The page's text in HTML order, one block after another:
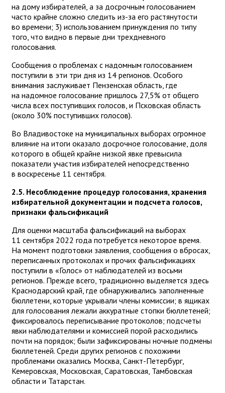
на дому избирателей, а за досрочным голосованием
часто крайне сложно следить из-за его растянутости
во времени; 3) использованием принуждения по типу
того, что видно в первые дни трехдневного
голосования.
Сообщения о проблемах с надомным голосованием
поступили в эти три дня из 14 регионов. Особого
внимания заслуживает Пензенская область, где
на надомное голосование пришлось 27,5% от общего
числа всех поступивших голосов, и Псковская область
(около 30% поступивших голосов).
Во Владивостоке на муниципальных выборах огромное
влияние на итоги оказало досрочное голосование, доля
которого в общей крайне низкой явке превысила
показатели участия избирателей непосредственно
в воскресенье 11 сентября.
2.5. Несоблюдение процедур голосования, хранения
избирательной документации и подсчета голосов,
признаки фальсификаций
Для оценки масштаба фальсификаций на выборах
11 сентября 2022 года потребуется некоторое время.
На момент подготовки заявления, сообщения о вбросах,
переписанных протоколах и прочих фальсификациях
поступили в «Голос» от наблюдателей из восьми
регионов. Прежде всего, традиционно выделяется здесь
Краснодарский край, где обнаруживались заполненные
бюллетени, которые укрывали члены комиссии; в ящиках
для голосования лежали аккуратные стопки бюллетеней;
фиксировалось переписывание протоколов; подсчеты
явки наблюдателями и комиссией порой расходились
почти на порядок; были зафиксированы ночные подмены
бюллетеней. Среди других регионов с похожими
проблемами оказались Москва, Санкт-Петербург,
Кемеровская, Московская, Саратовская, Тамбовская
области и Татарстан.